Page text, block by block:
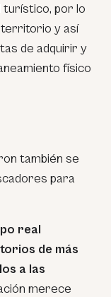
turístico, por lo
y así
de adquirir y
físico
también se
para
real
de más
a las
merece